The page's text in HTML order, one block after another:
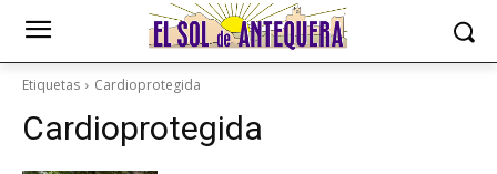
Etiquetas Cardioprotegida
Cardioprotegida